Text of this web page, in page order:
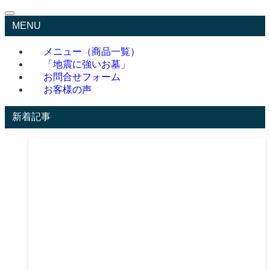
MENU
メニュー（商品一覧）
「地震に強いお墓」
お問合せフォーム
お客様の声
新着記事